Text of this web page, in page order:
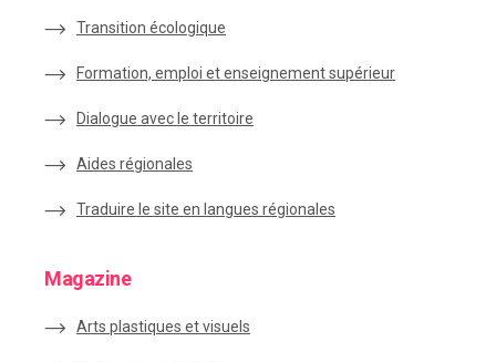
Transition écologique
Formation, emploi et enseignement supérieur
Dialogue avec le territoire
Aides régionales
Traduire le site en langues régionales
Magazine
Arts plastiques et visuels